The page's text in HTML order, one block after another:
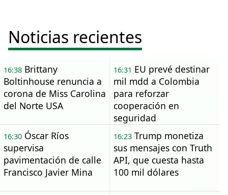
Noticias recientes
16:38Brittany
Boltinhouse renuncia a
corona de Miss Carolina
del Norte USA
16:31 EU prevé destinar
mil mdd a Colombia
para reforzar
cooperación en
seguridad
16:30Óscar Ríos
supervisa
pavimentación de calle
Francisco Javier Mina
16:23Trump monetiza
sus mensajes con Truth
API, que cuesta hasta
100 mil dólares